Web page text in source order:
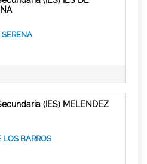
(IES) MELENDEZ
BARROS